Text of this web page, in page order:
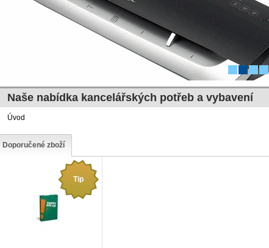
Naše nabídka kancelářských potřeb a vybavení
Úvod
Doporučené zboží
Tip